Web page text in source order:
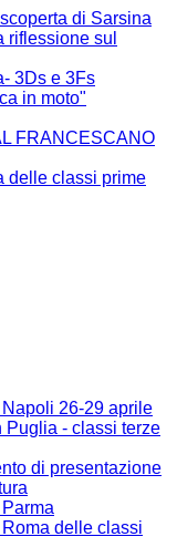
di Sarsina
riflessione sul
3Ds e 3Fs
in moto"
FRANCESCANO
delle classi prime
26-29 aprile
- classi terze
di presentazione
delle classi